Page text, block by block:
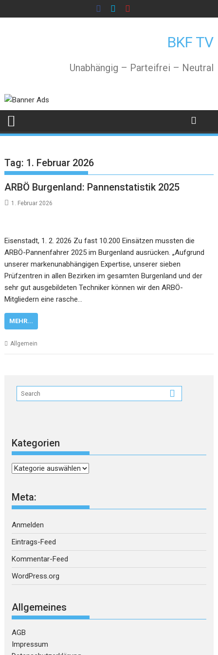
to
BKF TV
Unabhängig – Parteifrei – Neutral
Tag: 1. Februar 2026
ARBÖ Burgenland: Pannenstatistik 2025
1. Februar 2026
Eisenstadt, 1. 2. 2026 Zu fast 10.200 Einsätzen mussten die
ARBÖ-Pannenfahrer 2025 im Burgenland ausrücken. „Aufgrund
unserer markenunabhängigen Expertise, unserer sieben
Prüfzentren in allen Bezirken im gesamten Burgenland und der
sehr gut ausgebildeten Techniker können wir den ARBÖ-
Mitgliedern eine rasche…
MEHR...
Allgemein
Kategorien
Kategorien
Meta:
Anmelden
Eintrags-Feed
Kommentar-Feed
WordPress.org
Allgemeines
AGB
Impressum